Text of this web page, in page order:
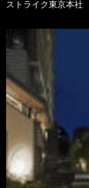
ストライク東京本社